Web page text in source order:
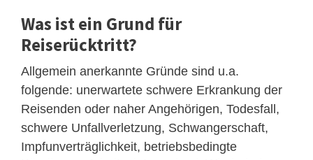
Was ist ein Grund für
Reiserücktritt?
Allgemein anerkannte Gründe sind u.a.
folgende: unerwartete schwere Erkrankung der
Reisenden oder naher Angehörigen, Todesfall,
schwere Unfallverletzung, Schwangerschaft,
Impfunverträglichkeit, betriebsbedingte